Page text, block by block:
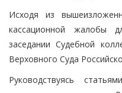
Исходя из
кассационной жалобы
заседании Судебной
Верховного Суда
Руководствуясь